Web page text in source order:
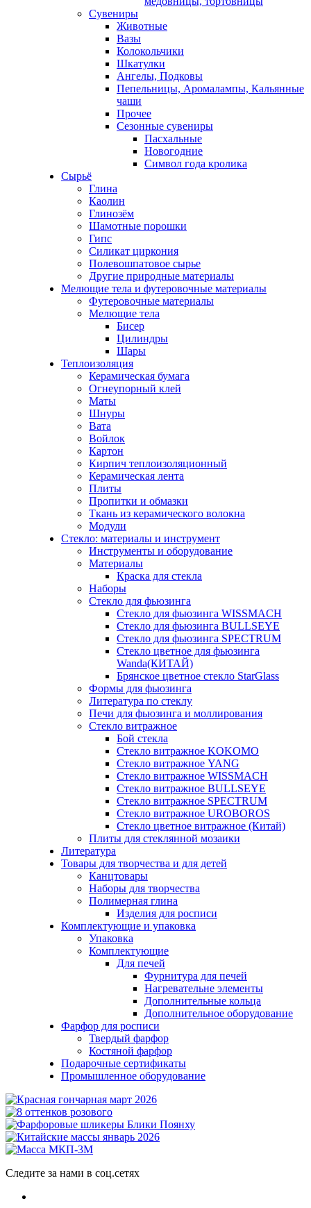
Сувениры
Животные
Вазы
Колокольчики
Шкатулки
Ангелы, Подковы
Пепельницы, Аромалампы, Кальянные
чаши
Прочее
Сезонные сувениры
Пасхальные
Новогодние
Символ года кролика
Сырьё
Глина
Каолин
Глинозём
Шамотные порошки
Гипс
Силикат циркония
Полевошпатовое сырье
Другие природные материалы
Мелющие тела и футеровочные материалы
Футеровочные материалы
Мелющие тела
Бисер
Цилиндры
Шары
Теплоизоляция
Керамическая бумага
Огнеупорный клей
Маты
Шнуры
Вата
Войлок
Картон
Кирпич теплоизоляционный
Керамическая лента
Плиты
Пропитки и обмазки
Ткань из керамического волокна
Модули
Стекло: материалы и инструмент
Инструменты и оборудование
Материалы
Краска для стекла
Наборы
Стекло для фьюзинга
Стекло для фьюзинга WISSMACH
Стекло для фьюзинга BULLSEYE
Стекло для фьюзинга SPECTRUM
Стекло цветное для фьюзинга
Wanda(КИТАЙ)
Брянское цветное стекло StarGlass
Формы для фьюзинга
Литература по стеклу
Печи для фьюзинга и моллирования
Стекло витражное
Бой стекла
Стекло витражное KOKOMO
Стекло витражное YANG
Стекло витражное WISSMACH
Стекло витражное BULLSEYE
Стекло витражное SPECTRUM
Стекло витражное UROBOROS
Стекло цветное витражное (Китай)
Плиты для стеклянной мозаики
Литература
Товары для творчества и для детей
Канцтовары
Наборы для творчества
Полимерная глина
Изделия для росписи
Комплектующие и упаковка
Упаковка
Комплектующие
Для печей
Фурнитура для печей
Нагревательне элементы
Дополнительные кольца
Дополнительное оборудование
Фарфор для росписи
Твердый фарфор
Костяной фарфор
Подарочные сертификаты
Промышленное оборудование
Следите за нами в соц.сетях